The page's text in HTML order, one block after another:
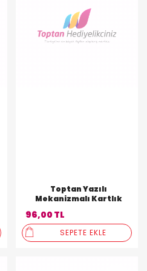
Toptan Yazılı
Mekanizmalı Kartlık
96,00 TL
SEPETE EKLE